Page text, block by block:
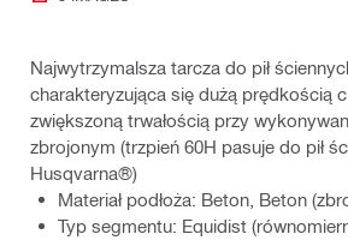
Najwytrzymalsza tarcza do pił
charakteryzująca się dużą prędkością
zwiększoną trwałością przy
zbrojonym (trzpień 60H pasuje do pił
Husqvarna®)
Materiał podłoża: Beton, Beton
Typ segmentu: Equidist